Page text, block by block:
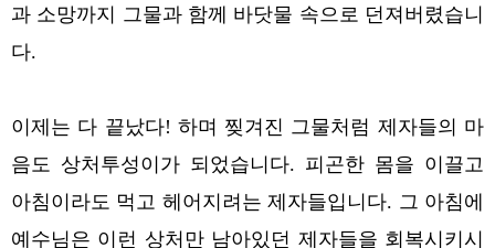
과 소망까지 그물과 함께 바닷물 속으로 던져버렸습니
다.
이제는 다 끝났다! 하며 찢겨진 그물처럼 제자들의 마
음도 상처투성이가 되었습니다. 피곤한 몸을 이끌고
아침이라도 먹고 헤어지려는 제자들입니다. 그 아침에
예수님은 이런 상처만 남아있던 제자들을 회복시키시